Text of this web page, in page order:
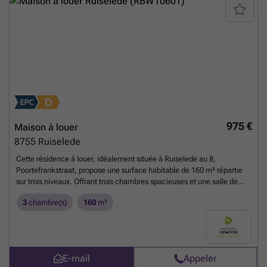
975 €
Maison à louer
8755 Ruiselede
Cette résidence à louer, idéalement située à Ruiselede au 8,
Poortefrankstraat, propose une surface habitable de 160 m² répartie
sur trois niveaux. Offrant trois chambres spacieuses et une salle de
immobilier entièrement rénové en 1993 bénéficie également de deux
toilettes séparées pour un confort optimal. La cuisine est entièrement
congélateur encastrés, un lave-vaisselle et une hotte aspirante. À cela
s’ajoute une buanderie pratique avec branchements pour machine à
3 chambre(s) 160 m²
E-mail Appeler